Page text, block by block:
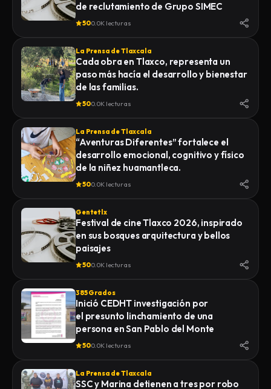
de reclutamiento de Grupo SIMEC
500.0K lecturas
La Prensa de Tlaxcala
Cada obra en Tlaxco, representa un
paso más hacía el desarrollo y bienestar
de las familias.
500.0K lecturas
La Prensa de Tlaxcala
“Aventuras Diferentes” fortalece el
desarrollo emocional, cognitivo y físico
de la niñez huamantleca.
500.0K lecturas
Gentetlx
Festival de cine Tlaxco 2026, inspirado
en sus bosques arquitectura y bellos
paisajes
500.0K lecturas
385 Grados
Inició CEDHT investigación por
el presunto linchamiento de una
500.0K lecturas
La Prensa de Tlaxcala
SSC y Marina detienen a tres por robo